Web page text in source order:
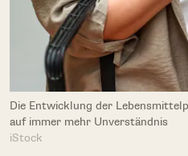
Die Entwicklung der
auf immer mehr Unverständnis
iStock